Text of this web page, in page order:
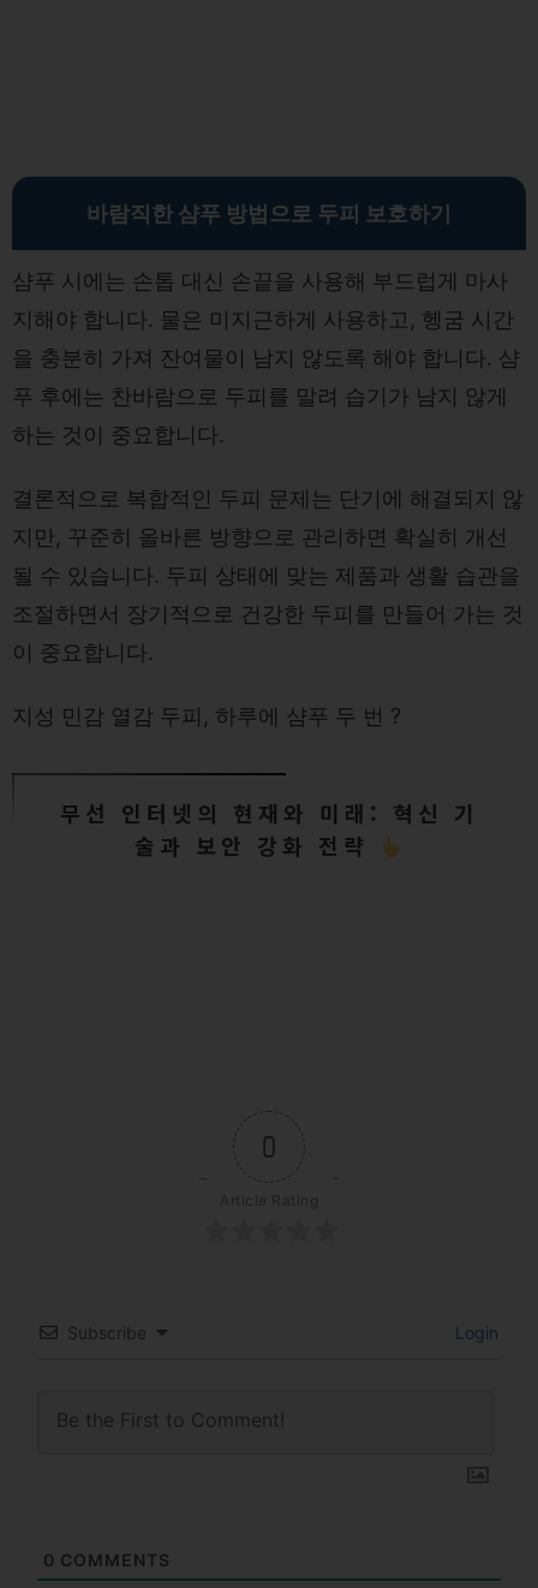
바람직한 샴푸 방법으로 두피 보호하기
샴푸 시에는 손톱 대신 손끝을 사용해 부드럽게 마사
지해야 합니다. 물은 미지근하게 사용하고, 헹굼 시간
을 충분히 가져 잔여물이 남지 않도록 해야 합니다. 샴
푸 후에는 찬바람으로 두피를 말려 습기가 남지 않게
하는 것이 중요합니다.
결론적으로 복합적인 두피 문제는 단기에 해결되지 않
지만, 꾸준히 올바른 방향으로 관리하면 확실히 개선
될 수 있습니다. 두피 상태에 맞는 제품과 생활 습관을
조절하면서 장기적으로 건강한 두피를 만들어 가는 것
이 중요합니다.
지성 민감 열감 두피, 하루에 샴푸 두 번 ?
무선 인터넷의 현재와 미래: 혁신 기
술과 보안 강화 전략
0
Article Rating
Subscribe Login
0 COMMENTS